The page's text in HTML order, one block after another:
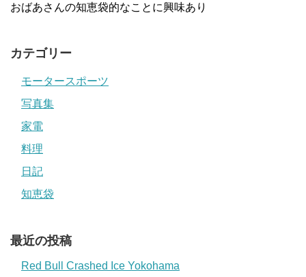
おばあさんの知恵袋的なことに興味あり
カテゴリー
モータースポーツ
写真集
家電
料理
日記
知恵袋
最近の投稿
Red Bull Crashed Ice Yokohama